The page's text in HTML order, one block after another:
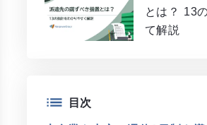
とは？ 13
て解説
目次